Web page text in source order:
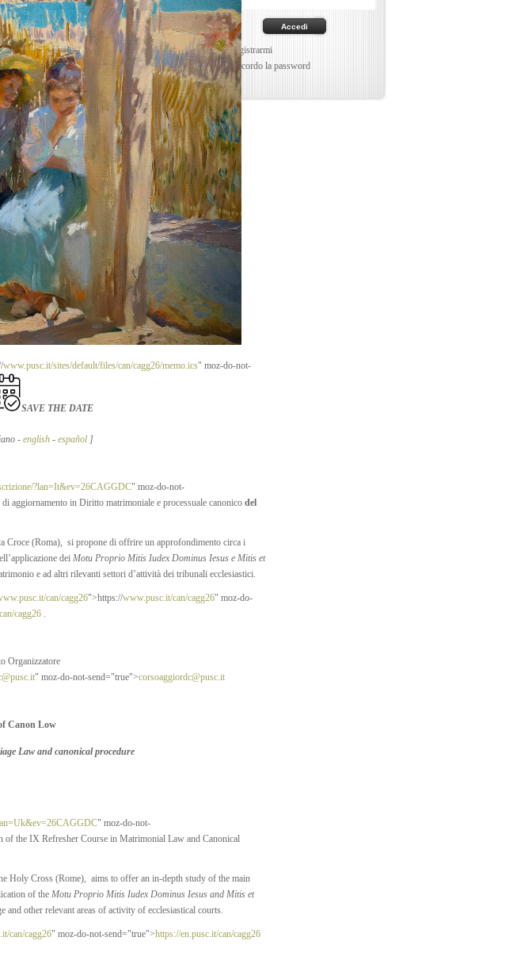
www.pusc.it/sites/default/files/can/cagg26/memo.ics" moz-do-not-
SAVE THE DATE
- english - español ]
?lan=It&ev=26CAGGDC" moz-do-not-
aggiornamento in Diritto matrimoniale e processuale canonico del
Croce (Roma), si propone di offrire un approfondimento circa i
dei Motu Proprio Mitis Iudex Dominus Iesus e Mitis et
e ad altri rilevanti settori d’attività dei tribunali ecclesiastici.
can/cagg26">https://www.pusc.it/can/cagg26" moz-do-
cagg26 .
Organizzatore
" moz-do-not-send="true">corsoaggiordc@pusc.it
Canon Low
Law and canonical procedure
" moz-do-not-
of the IX Refresher Course in Matrimonial Law and Canonical
Holy Cross (Rome), aims to offer an in-depth study of the main
of the Motu Proprio Mitis Iudex Dominus Iesus and Mitis et
other relevant areas of activity of ecclesiastical courts.
can/cagg26" moz-do-not-send="true">https://en.pusc.it/can/cagg26
Per registrarmi
Non ricordo la password